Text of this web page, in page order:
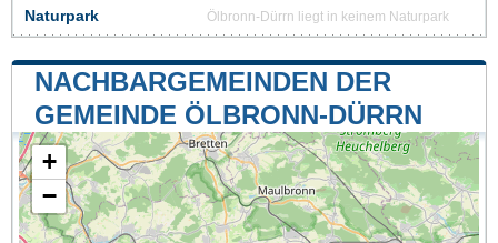
Naturpark Ölbronn-Dürrn liegt in keinem Naturpark
NACHBARGEMEINDEN DER
GEMEINDE ÖLBRONN-DÜRRN
+
−